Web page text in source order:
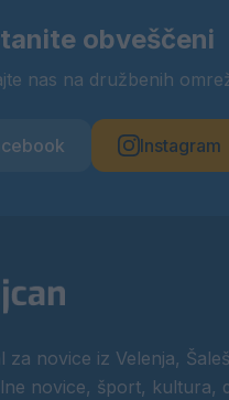
obveščeni
nas na družbenih
Instagram
za novice iz Velenja,
novice, šport, kultura,